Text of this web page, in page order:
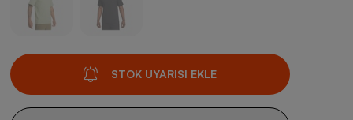
STOK UYARISI EKLE